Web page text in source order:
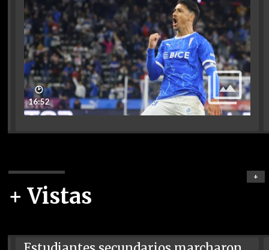
🕑
16:52
+ Vistas
+